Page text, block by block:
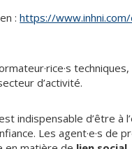
:https://
d’activité.
indispensable d’être à
Les agent·e·s de